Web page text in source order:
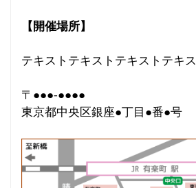
【開催場所】
テキストテキストテキストテキス
〒●●●-●●●●
東京都中央区銀座●丁目●番●号